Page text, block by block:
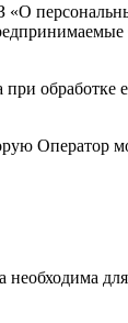
«О
Оператор